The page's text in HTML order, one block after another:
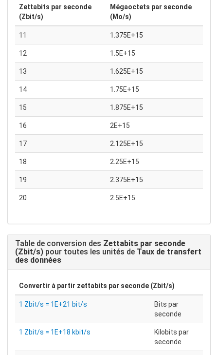
Zettabits par seconde
(Zbit/s)
Mégaoctets par seconde
(Mo/s)
11 1.375E+15
12 1.5E+15
13 1.625E+15
14 1.75E+15
15 1.875E+15
16 2E+15
17 2.125E+15
18 2.25E+15
19 2.375E+15
20 2.5E+15
Table de conversion des Zettabits par seconde
(Zbit/s) pour toutes les unités de Taux de transfert
des données
Convertir à partir zettabits par seconde (Zbit/s)
1 Zbit/s = 1E+21 bit/s
Bits par
seconde
1 Zbit/s = 1E+18 kbit/s
Kilobits par
seconde